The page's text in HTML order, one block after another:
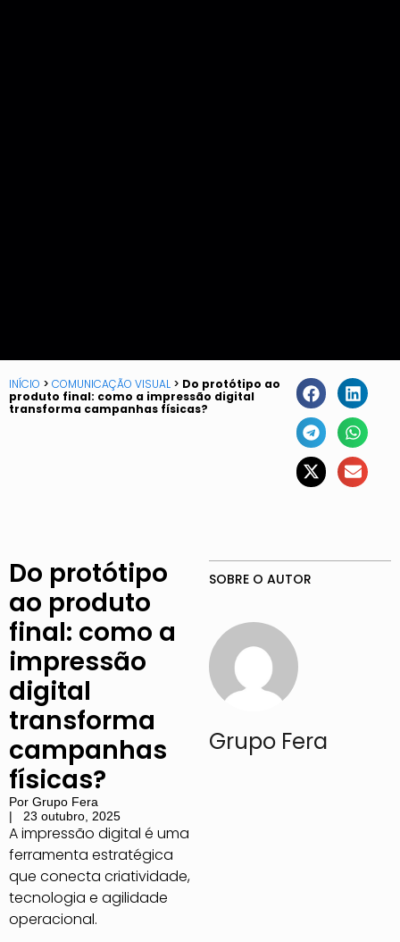
INÍCIO > COMUNICAÇÃO VISUAL > Do protótipo ao
produto final: como a impressão digital
transforma campanhas físicas?
Do protótipo
ao produto
final: como a
impressão
digital
transforma
campanhas
físicas?
Por Grupo Fera
|
23 outubro, 2025
A impressão digital é uma
ferramenta estratégica
que conecta criatividade,
tecnologia e agilidade
operacional.
SOBRE O AUTOR
Grupo Fera